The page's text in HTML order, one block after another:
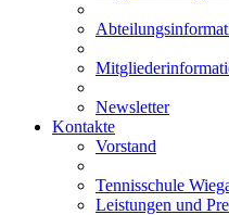
Newsletter
Kontakte
Vorstand
Tennisschule
Leistungen und